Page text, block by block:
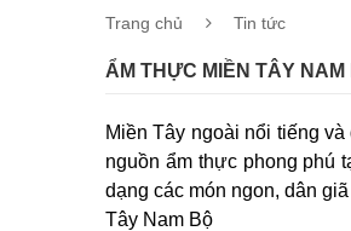
Trang chủ Tin tức
ẨM THỰC MIỀN TÂY
Miền Tây ngoài nổi tiếng
nguồn ẩm thực phong phú
dạng các món ngon, dân
Tây Nam Bộ